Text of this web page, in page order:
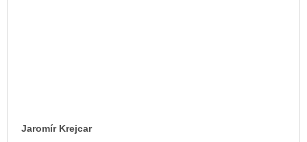
Jaromír Krejcar